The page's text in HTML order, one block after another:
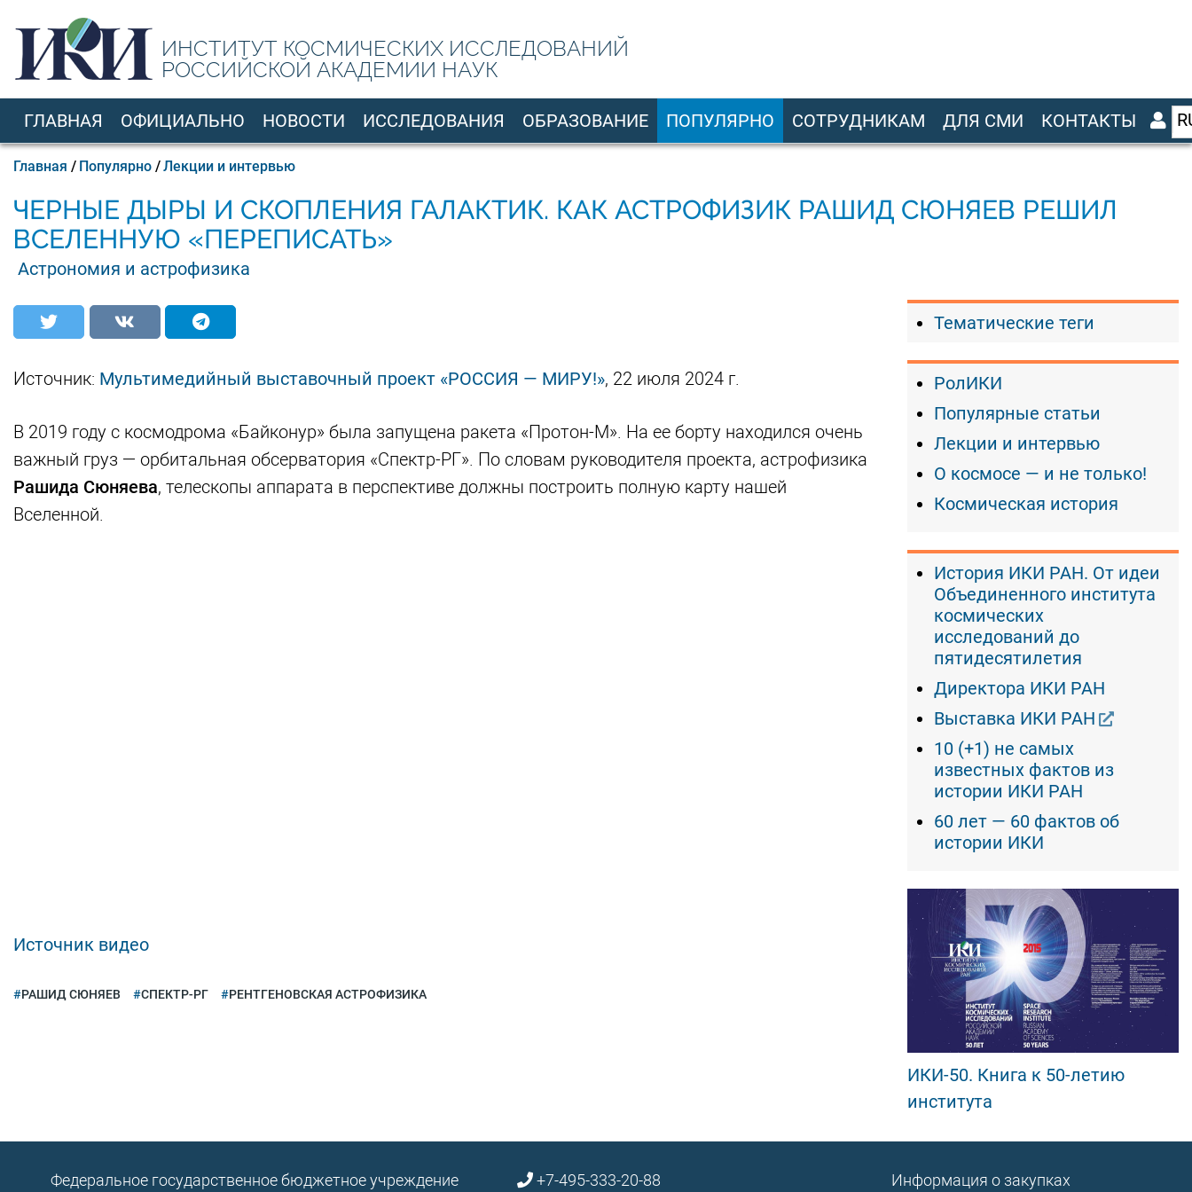
основному
содержанию
ИНСТИТУТ КОСМИЧЕСКИХ ИССЛЕДОВАНИЙ
РОССИЙСКОЙ АКАДЕМИИ НАУК
ГЛАВНАЯ ОФИЦИАЛЬНО НОВОСТИ ИССЛЕДОВАНИЯ ОБРАЗОВАНИЕ ПОПУЛЯРНО СОТРУДНИКАМ ДЛЯ СМИ КОНТАКТЫ
Строка
навигации
Главная Популярно Лекции и интервью
ЧЕРНЫЕ ДЫРЫ И СКОПЛЕНИЯ ГАЛАКТИК. КАК АСТРОФИЗИК РАШИД СЮНЯЕВ РЕШИЛ
ВСЕЛЕННУЮ «ПЕРЕПИСАТЬ»
Астрономия и астрофизика
Источник: Мультимедийный выставочный проект «РОССИЯ — МИРУ!», 22 июля 2024 г.
В 2019 году с космодрома «Байконур» была запущена ракета «Протон-М». На ее борту находился очень
важный груз — орбитальная обсерватория «Спектр-РГ». По словам руководителя проекта, астрофизика
Рашида Сюняева, телескопы аппарата в перспективе должны построить полную карту нашей
Вселенной.
Источник видео
РАШИД СЮНЯЕВ СПЕКТР-РГ РЕНТГЕНОВСКАЯ АСТРОФИЗИКА
Тематические теги
РолИКИ
Популярные статьи
Лекции и интервью
О космосе — и не только!
Космическая история
История ИКИ РАН. От идеи
Объединенного института
космических
исследований до
пятидесятилетия
Директора ИКИ РАН
Выставка ИКИ РАН
10 (+1) не самых
известных фактов из
истории ИКИ РАН
60 лет — 60 фактов об
истории ИКИ
ИКИ-50. Книга к 50-летию
института
Федеральное государственное бюджетное учреждение +7-495-333-20-88 Информация о закупках